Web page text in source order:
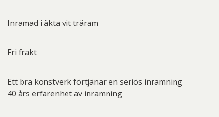
Inramad i äkta vit träram
Fri frakt
Ett bra konstverk förtjänar en seriös inramning
40 års erfarenhet av inramning